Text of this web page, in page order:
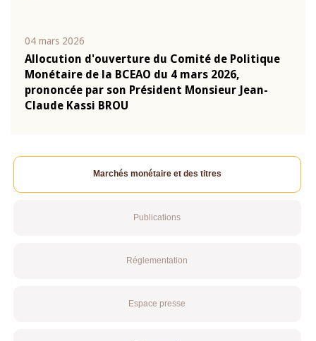
04 mars 2026
Allocution d'ouverture du Comité de Politique
Monétaire de la BCEAO du 4 mars 2026,
prononcée par son Président Monsieur Jean-
Claude Kassi BROU
Marchés monétaire et des titres
Publications
Réglementation
Espace presse